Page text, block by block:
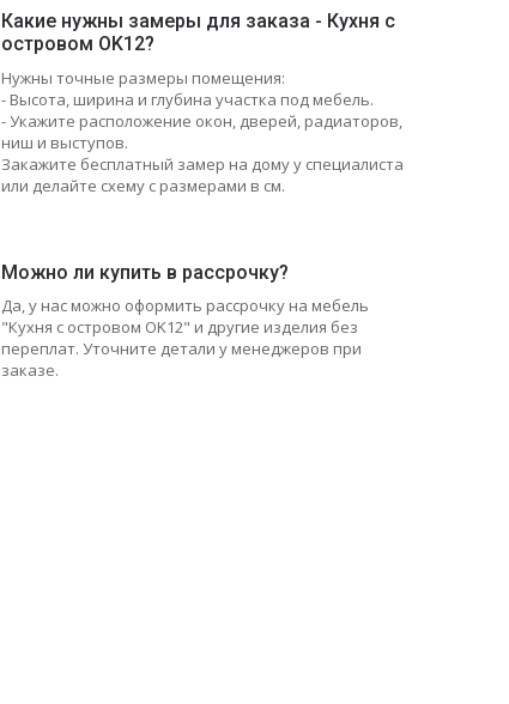
Какие нужны замеры для заказа - Кухня с
островом OK12?
Нужны точные размеры помещения:
- Высота, ширина и глубина участка под мебель.
- Укажите расположение окон, дверей, радиаторов,
ниш и выступов.
Закажите бесплатный замер на дому у специалиста
или делайте схему с размерами в см.
Можно ли купить в рассрочку?
Да, у нас можно оформить рассрочку на мебель
"Кухня с островом OK12" и другие изделия без
переплат. Уточните детали у менеджеров при
заказе.